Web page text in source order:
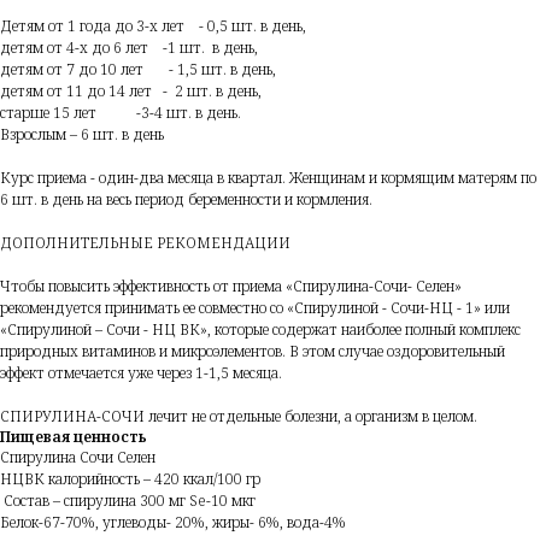
Детям от 1 года до 3-х лет - 0,5 шт. в день,
детям от 4-х до 6 лет -1 шт. в день,
детям от 7 до 10 лет - 1,5 шт. в день,
детям от 11 до 14 лет - 2 шт. в день,
старше 15 лет -3-4 шт. в день.
Взрослым – 6 шт. в день
Курс приема - один-два месяца в квартал. Женщинам и кормящим матерям по
6 шт. в день на весь период беременности и кормления.
ДОПОЛНИТЕЛЬНЫЕ РЕКОМЕНДАЦИИ
Чтобы повысить эффективность от приема «Спирулина-Сочи- Селен»
рекомендуется принимать ее совместно со «Спирулиной - Сочи-НЦ - 1» или
«Спирулиной – Сочи - НЦ ВК», которые содержат наиболее полный комплекс
природных витаминов и микроэлементов. В этом случае оздоровительный
эффект отмечается уже через 1-1,5 месяца.
СПИРУЛИНА-СОЧИ лечит не отдельные болезни, а организм в целом.
Пищевая ценность
Спирулина Сочи Селен
НЦВК калорийность – 420 ккал/100 гр
Состав – спирулина 300 мг Se-10 мкг
Белок-67-70%, углеводы- 20%, жиры- 6%, вода-4%